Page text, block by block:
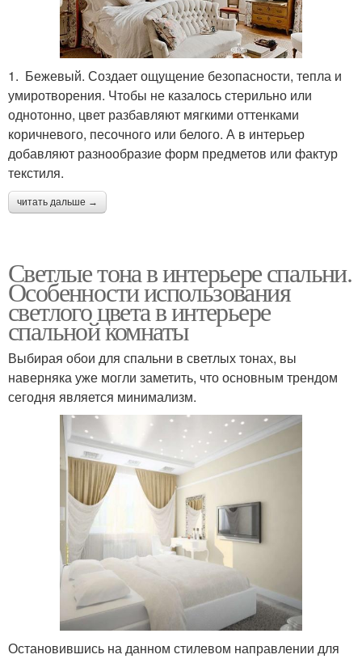
1. Бежевый. Создает ощущение безопасности, тепла и
умиротворения. Чтобы не казалось стерильно или
однотонно, цвет разбавляют мягкими оттенками
коричневого, песочного или белого. А в интерьер
добавляют разнообразие форм предметов или фактур
текстиля.
читать дальше →
Светлые тона в интерьере спальни.
Особенности использования
светлого цвета в интерьере
спальной комнаты
Выбирая обои для спальни в светлых тонах, вы
наверняка уже могли заметить, что основным трендом
сегодня является минимализм.
Остановившись на данном стилевом направлении для